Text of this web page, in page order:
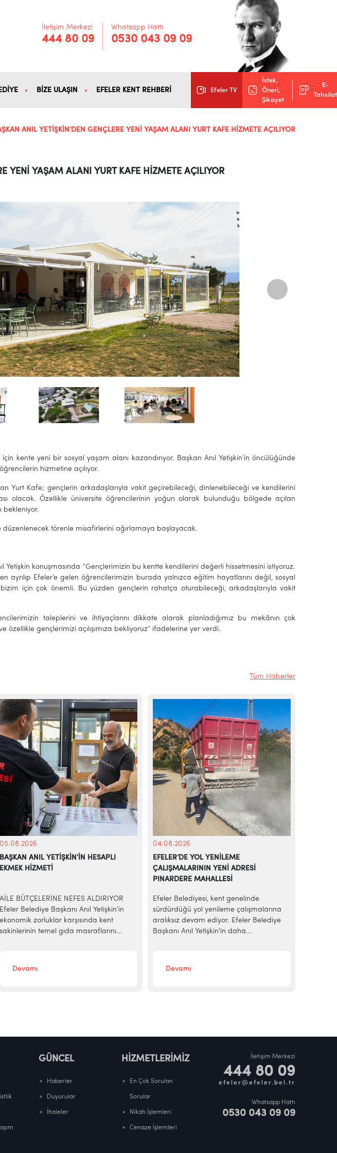
İletişim Merkezi
444 80 09
Whatsapp Hattı
0530 043 09 09
BİZE ULAŞIN EFELER KENT REHBERİ Efeler TV
İstek,
Öneri,
Şikayet
E-
Tahsilat
ANIL YETİŞKİN’DEN GENÇLERE YENİ YAŞAM ALANI YURT KAFE HİZMETE AÇILIYOR
YENİ YAŞAM ALANI YURT KAFE HİZMETE AÇILIYOR
kente yeni bir sosyal yaşam alanı kazandırıyor. BaşkanAnıl Yetişkin’in öncülüğünde
hizmetine açılıyor.
Yurt Kafe; gençlerin arkadaşlarıyla vakit geçirebileceği, dinlenebileceği ve kendilerini
olacak. Özellikle üniversite öğrencilerinin yoğun olarak bulunduğu bölgede açılan
bekleniyor.
düzenlenecek törenle misafirlerini ağırlamaya başlayacak.
Yetişkin konuşmasında “Gençlerimizin bu kentte kendilerini değerli hissetmesini istiyoruz.
ayrılıp Efeler’e gelen öğrencilerimizin burada yalnızca eğitim hayatlarını değil, sosyal
için çok önemli. Bu yüzden gençlerin rahatça oturabileceği, arkadaşlarıyla vakit
taleplerini ve ihtiyaçlarını dikkate alarak planladığımız bu mekânın çok
özellikle gençlerimizi açılışımıza bekliyoruz” ifadelerine yer verdi.
Tüm Haberler
05.08.2026
BAŞKAN ANIL YETİŞKİN’İN HESAPLI
EKMEK HİZMETİ
AİLE BÜTÇELERİNE NEFES ALDIRIYOR
Efeler Belediye Başkanı Anıl Yetişkin’in
ekonomik zorluklar karşısında kent
sakinlerinin temel gıda masraflarını...
Devamı
04.08.2026
EFELER’DE YOL YENİLEME
ÇALIŞMALARININ YENİ ADRESİ
PINARDERE MAHALLESİ
Efeler Belediyesi, kent genelinde
sürdürdüğü yol yenileme çalışmalarına
aralıksız devam ediyor. Efeler Belediye
Başkanı Anıl Yetişkin'in daha...
Devamı
GÜNCEL
Haberler
Duyurular
İhaleler
HİZMETLERİMİZ
En Çok Sorulan
Sorular
Nikah İşlemleri
Cenaze İşlemleri
İletişim Merkezi
444 80 09
efeler@efeler.bel.tr
Whatsapp Hattı
0530 043 09 09